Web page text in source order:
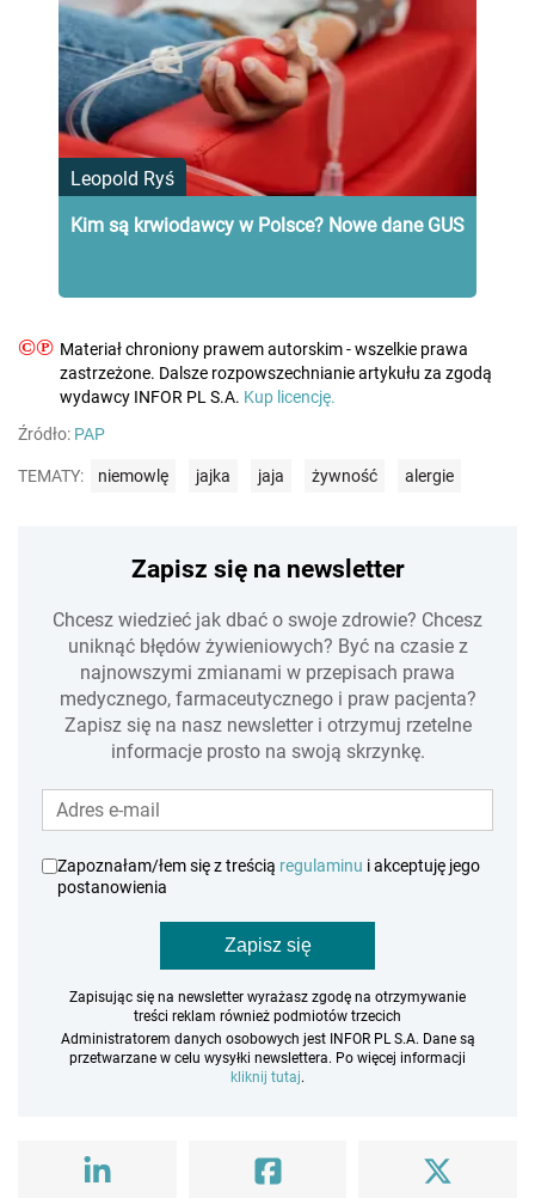
Leopold Ryś
Kim są krwiodawcy w Polsce? Nowe dane GUS
©℗ Materiał chroniony prawem autorskim - wszelkie prawa
zastrzeżone. Dalsze rozpowszechnianie artykułu za zgodą
wydawcy INFOR PL S.A. Kup licencję.
Źródło: PAP
TEMATY: niemowlę jajka jaja żywność alergie
Zapisz się na newsletter
Chcesz wiedzieć jak dbać o swoje zdrowie? Chcesz
uniknąć błędów żywieniowych? Być na czasie z
najnowszymi zmianami w przepisach prawa
medycznego, farmaceutycznego i praw pacjenta?
Zapisz się na nasz newsletter i otrzymuj rzetelne
informacje prosto na swoją skrzynkę.
Zapoznałam/łem się z treścią regulaminu i akceptuję jego
postanowienia
Zapisz się
Zapisując się na newsletter wyrażasz zgodę na otrzymywanie
treści reklam również podmiotów trzecich
Administratorem danych osobowych jest INFOR PL S.A. Dane są
przetwarzane w celu wysyłki newslettera. Po więcej informacji
kliknij tutaj.